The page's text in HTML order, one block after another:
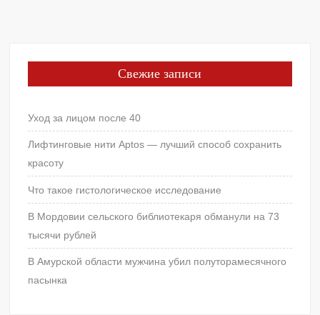
Свежие записи
Уход за лицом после 40
Лифтинговые нити Aptos — лучший способ сохранить
красоту
Что такое гистологическое исследование
В Мордовии сельского библиотекаря обманули на 73
тысячи рублей
В Амурской области мужчина убил полуторамесячного
пасынка